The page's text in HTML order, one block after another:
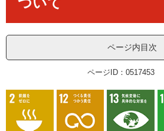
ページ内目次
ページID：0517453